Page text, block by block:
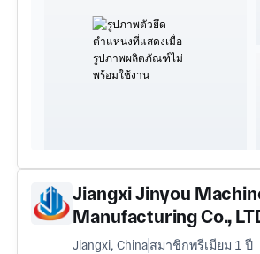
Jiangxi Jinyou
Manufacturing Co.,
Jiangxi, Chinaสมาชิกพรีเมียม 1 ปี